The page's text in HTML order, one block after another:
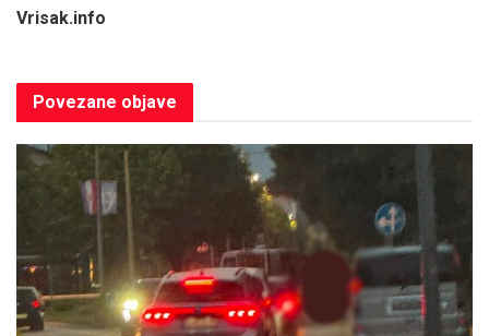
Vrisak.info
Povezane objave